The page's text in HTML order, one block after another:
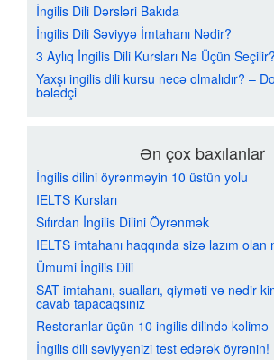
İngilis Dili Dərsləri Bakıda
İngilis Dili Səviyyə İmtahanı Nədir?
3 Aylıq İngilis Dili Kursları Nə Üçün Seçilir?
Yaxşı ingilis dili kursu necə olmalıdır? –
bələdçi
Ən çox baxılanlar
İngilis dilini öyrənməyin 10 üstün yolu
IELTS Kursları
Sıfırdan İngilis Dilini Öyrənmək
IELTS imtahanı haqqında sizə lazım
Ümumi İngilis Dili
SAT imtahanı, sualları, qiyməti və nədir
cavab tapacaqsınız
Restoranlar üçün 10 ingilis dilində kəlimə
İngilis dili səviyyənizi test edərək öyrənin!